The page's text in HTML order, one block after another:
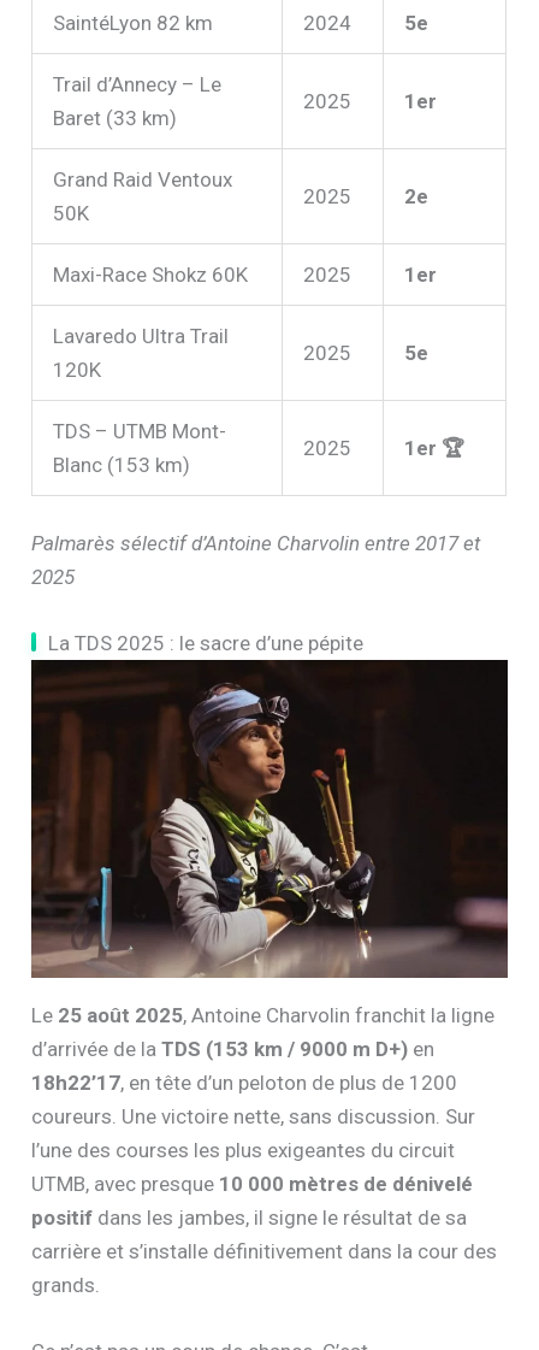
SaintéLyon 82 km 2024 5e
Trail d’Annecy – Le
Baret (33 km)
2025 1er
Grand Raid Ventoux
50K
2025 2e
Maxi-Race Shokz 60K 2025 1er
Lavaredo Ultra Trail
120K
2025 5e
TDS – UTMB Mont-
Blanc (153 km)
2025 1er 🏆
Palmarès sélectif d’Antoine Charvolin entre 2017 et
2025
La TDS 2025 : le sacre d’une pépite
Le 25 août 2025, Antoine Charvolin franchit la ligne
d’arrivée de laTDS (153 km / 9000 m D+) en
18h22’17, en tête d’un peloton de plus de 1200
coureurs. Une victoire nette, sans discussion. Sur
l’une des courses les plus exigeantes du circuit
UTMB, avec presque 10 000 mètres de dénivelé
positif dans les jambes, il signe le résultat de sa
carrière et s’installe définitivement dans la cour des
grands.